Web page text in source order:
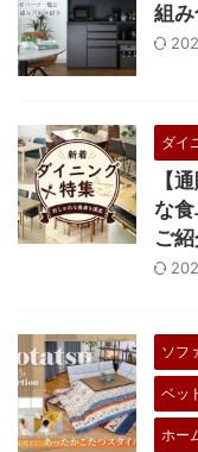
組
ダイ
【
な
ご
ソフ
ベッ
ホー